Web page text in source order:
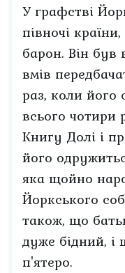
У графстві
півночі
барон. Він був
вмів
раз, коли його
всього чотири
Книгу Долі і
його
яка щойно
Йоркського
також, що
дуже бідний, і
п'ятеро.